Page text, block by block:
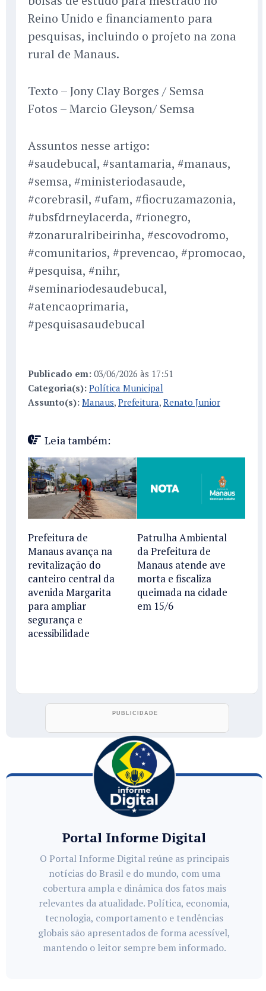
Reino Unido e financiamento para
pesquisas, incluindo o projeto na zona
rural de Manaus.
Texto – Jony Clay Borges / Semsa
Fotos – Marcio Gleyson/ Semsa
Assuntos nesse artigo:
#saudebucal, #santamaria, #manaus,
#semsa, #ministeriodasaude,
#corebrasil, #ufam, #fiocruzamazonia,
#ubsfdrneylacerda, #rionegro,
#zonaruralribeirinha, #escovodromo,
#comunitarios, #prevencao, #promocao,
#pesquisa, #nihr,
#seminariodesaudebucal,
#atencaoprimaria,
#pesquisasaudebucal
Publicado em: 03/06/2026 às 17:51
Categoria(s): Política Municipal
Assunto(s): Manaus, Prefeitura, Renato Junior
Leia também:
Prefeitura de
Manaus avança na
revitalização do
canteiro central da
avenida Margarita
para ampliar
segurança e
acessibilidade
Patrulha Ambiental
da Prefeitura de
Manaus atende ave
morta e fiscaliza
queimada na cidade
em 15/6
Portal Informe Digital
O Portal Informe Digital reúne as principais
notícias do Brasil e do mundo, com uma
cobertura ampla e dinâmica dos fatos mais
relevantes da atualidade. Política, economia,
tecnologia, comportamento e tendências
globais são apresentados de forma acessível,
mantendo o leitor sempre bem informado.